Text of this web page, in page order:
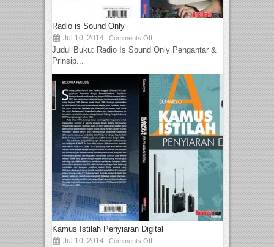
Radio is Sound Only
Jul 10, 2014 Comments Off
Judul Buku: Radio Is Sound Only Pengantar &
Prinsip...
Kamus Istilah Penyiaran Digital
Jul 10, 2014 Comments Off